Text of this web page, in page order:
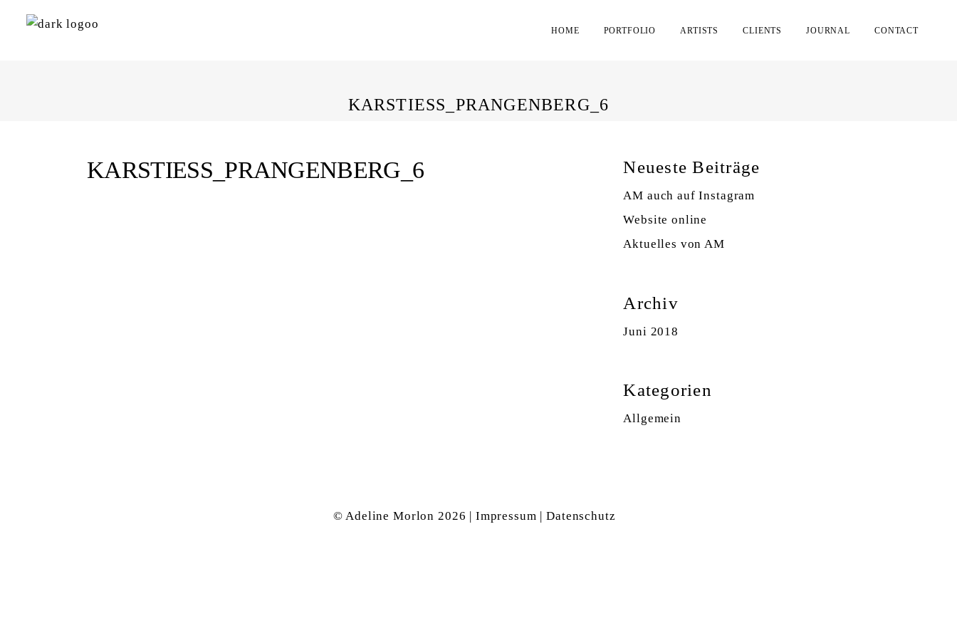
HOME PORTFOLIO ARTISTS CLIENTS JOURNAL CONTACT
KARSTIESS_PRANGENBERG_6
KARSTIESS_PRANGENBERG_6 Neueste Beiträge
AM auch auf Instagram
Website online
Aktuelles von AM
Archiv
Juni 2018
Kategorien
Allgemein
© Adeline Morlon 2026 | Impressum |Datenschutz